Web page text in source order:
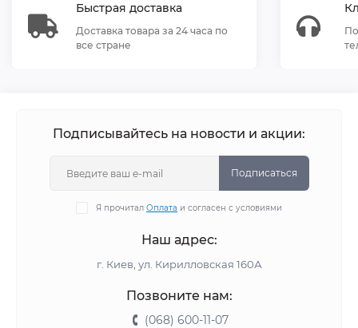
Быстрая доставка
Доставка товара за 24 часа по
все стране
Подписывайтесь на новости и акции:
Подписаться
Я прочитал Оплата и согласен с условиями
Наш адрес:
г. Киев, ул. Кирилловская 160А
Позвоните нам:
(068) 600-11-07